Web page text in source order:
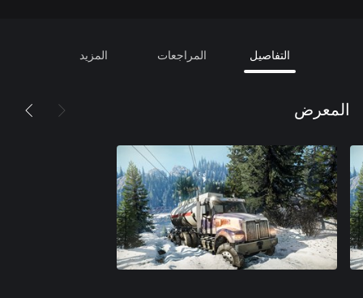
التفاصيل المراجعات المزيد
المعرض